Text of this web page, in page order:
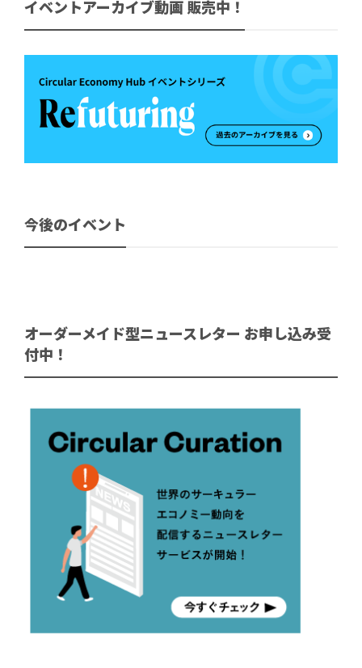
イベントアーカイブ動画 販売中！
今後のイベント
オーダーメイド型ニュースレター お申し込み受
付中！